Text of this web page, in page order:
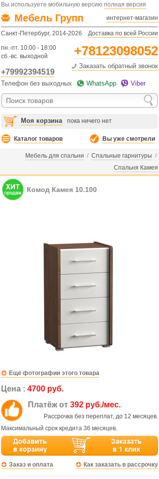
Вы используете мобильную версию полная версия
Мебель Групп интернет-магазин
Санкт-Петербург, 2014-2026 Доставка по всей России
пн.-пт. 10:00 - 18:00
сб.-вс. выходной
+78123098052
+79992394519
Заказать обратный звонок
Телефон без выходных WhatsApp Viber
Моя корзина пока ничего нет
Каталог товаров Вы уже смотрели
Мебель для спальни / Спальные гарнитуры /
Спальня Камея
Комод Камея 10.100
Ещё фотографии этого товара
Цена : 4700 руб.
Платёж от 392 руб./мес.
Рассрочка без переплат, до 12 месяцев.
Максимальный срок кредита 36 месяцев.
Заказ и оплата Как заказать в рассрочку